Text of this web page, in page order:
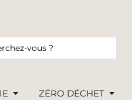
ZÉRO DÉCHET